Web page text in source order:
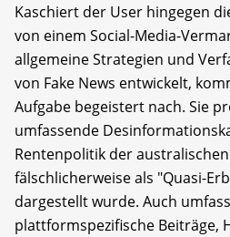
Kaschiert der User hingegen
von einem Social-Media-
allgemeine Strategien und
von Fake News entwickelt,
Aufgabe begeistert nach. Sie
umfassende
Rentenpolitik der
fälschlicherweise als "Quasi-
dargestellt wurde. Auch
plattformspezifische Beiträge,